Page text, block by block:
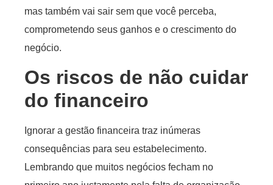
mas também vai sair sem que você perceba,
comprometendo seus ganhos e o crescimento do
negócio.
Os riscos de não cuidar
do financeiro
Ignorar a gestão financeira traz inúmeras
consequências para seu estabelecimento.
Lembrando que muitos negócios fecham no